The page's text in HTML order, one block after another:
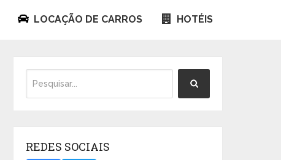
LOCAÇÃO DE CARROS HOTÉIS
REDES SOCIAIS